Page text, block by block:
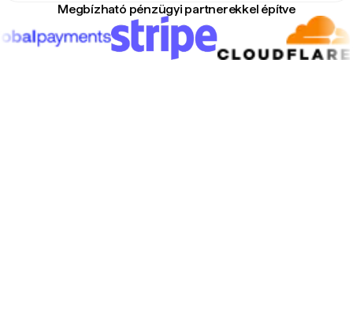
Megbízható pénzügyi partnerekkel építve